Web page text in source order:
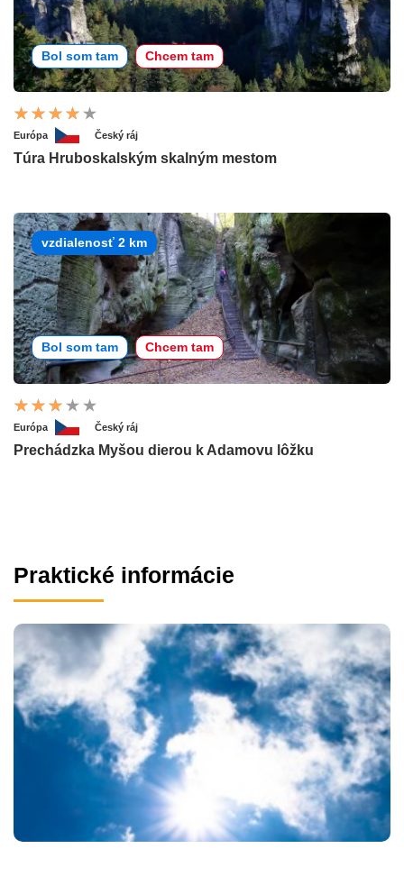
Bol som tam Chcem tam
Európa Český ráj
Túra Hruboskalským skalným mestom
vzdialenosť 2 km
Bol som tam Chcem tam
Európa Český ráj
Prechádzka Myšou dierou k Adamovu lôžku
Praktické informácie